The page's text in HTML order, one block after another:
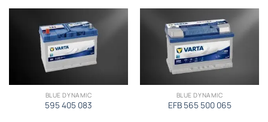
BLUE DYNAMIC
595 405 083
BLUE DYNAMIC
EFB 565 500 065